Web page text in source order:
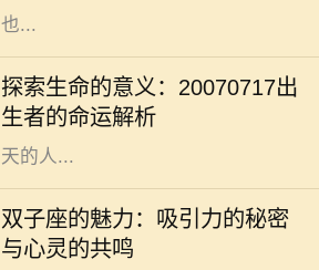
也...
探索生命的意义：20070717出
生者的命运解析
在我们的人生旅程中，每个生命的诞
生都注定有其独特的意义与使命。
20070717这个特殊的日期，隐含着
丰富的数字哲学，昭示着出生在这一
天的人...
双子座的魅力：吸引力的秘密
与心灵的共鸣
双子座是个富有魅力的星座，生于5
月21日至6月20日之间的双子们，凭
借其机智与灵活的个性，成为社交场
合的明星。他们的吸引力不单来源于